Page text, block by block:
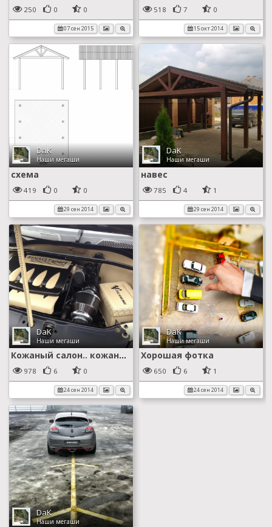
250 0 0
07 сен 2015
518 7 0
15 окт 2014
DaK
Наши мегаши
схема
419 0 0
29 сен 2014
DaK
Наши мегаши
навес
785 4 1
29 сен 2014
DaK
Наши мегаши
Кожаный салон.. кожаный отсек
978 6 0
24 сен 2014
DaK
Наши мегаши
Хорошая фотка
650 6 1
24 сен 2014
DaK
Наши мегаши